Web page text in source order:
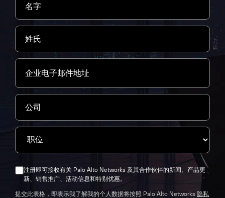
注册即可接收有关 Palo Alto Networks 及其合作伙伴的新闻、产品更
新、销售推广、活动信息和特别优惠。
提交此表格，即表示我了解我的个人数据将按照 Palo Alto Networks 隐私